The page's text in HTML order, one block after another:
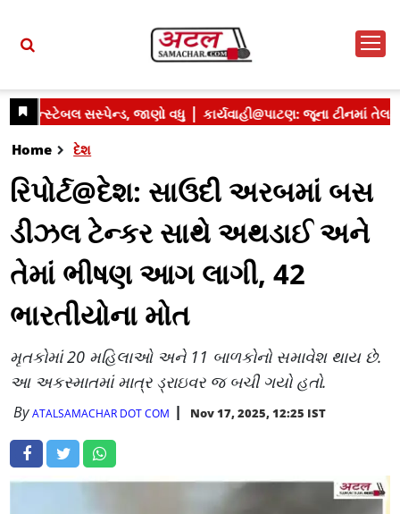
Home દેશ
રિપોર્ટ@દેશ: સાઉદી અરબમાં બસ
ડીઝલ ટેન્કર સાથે અથડાઈ અને
તેમાં ભીષણ આગ લાગી, 42
ભારતીયોના મોત
મૃતકોમાં 20 મહિલાઓ અને 11 બાળકોનો સમાવેશ થાય છે.
આ અકસ્માતમાં માત્ર ડ્રાઇવર જ બચી ગયો હતો.
ByATALSAMACHAR DOT COM Nov 17, 2025, 12:25 IST